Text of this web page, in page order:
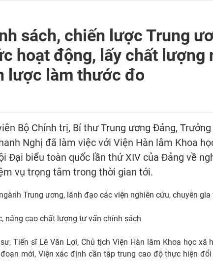
sách, chiến lược Trung
hoạt động, lấy chất lượng
lược làm thước đo
Bộ Chính trị, Bí thư Trung ương Đảng,
Nghị đã làm việc với Viện Hàn lâm Khoa
Đại biểu toàn quốc lần thứ XIV của Đảng về
vụ trọng tâm trong thời gian tới.
Trung ương, lãnh đạo các viện nghiên cứu, chuyên
nâng cao chất lượng tư vấn chính sách
Tiến sĩ Lê Văn Lợi, Chủ tịch Viện Hàn lâm Khoa học xã
mới, Viện xác định cần tập trung cao độ thực hiện